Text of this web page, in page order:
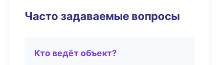
Часто задаваемые вопросы
Кто ведёт объект?